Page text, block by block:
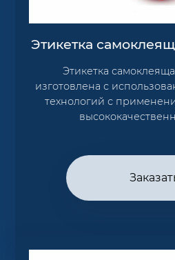
Этикетка
Этикетка
изготовлена с
технологий с